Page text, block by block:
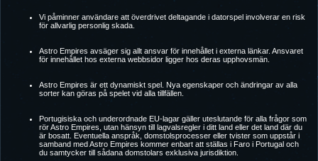
Vi påminner användare att överdrivet deltagande i datorspel involverar en risk
för allvarlig personlig skada.
Astro Empires avsäger sig allt ansvar för innehållet i externa länkar. Ansvaret
för innehållet hos externa webbsidor ligger hos deras upphovsmän.
Astro Empires är ett dynamiskt spel. Nya egenskaper och ändringar av alla
sorter kan göras på spelet vid alla tillfällen.
Portugisiska och underordnade EU-lagar gäller uteslutande för alla frågor som
rör Astro Empires, utan hänsyn till lagvalsregler i ditt land eller det land där du
är bosatt. Eventuella anspråk, domstolsprocesser eller tvister som uppstår i
samband med Astro Empires kommer enbart att ställas i Faro i Portugal och
du samtycker till sådana domstolars exklusiva jurisdiktion.